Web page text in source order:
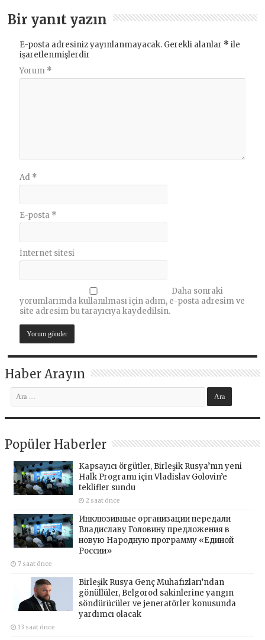
Bir yanıt yazın
E-posta adresiniz yayınlanmayacak. Gerekli alanlar * ile
işaretlenmişlerdir
Yorum *
Ad *
E-posta *
İnternet sitesi
Daha sonraki
yorumlarımda kullanılması için adım, e-posta adresim ve
site adresim bu tarayıcıya kaydedilsin.
Haber Arayın
Popüler Haberler
Kapsayıcı örgütler, Birleşik Rusya’nın yeni
Halk Programı için Vladislav Golovin’e
teklifler sundu
2 saat önce
Инклюзивные организации передали
Владиславу Головину предложения в
новую Народную программу «Единой
России»
7 saat önce
Birleşik Rusya Genç Muhafızları’ndan
gönüllüler, Belgorod sakinlerine yangın
söndürücüler ve jeneratörler konusunda
yardımcı olacak
13 saat önce